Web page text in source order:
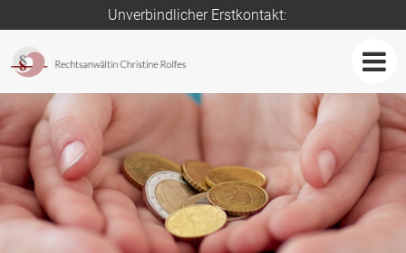
Unverbindlicher Erstkontakt: